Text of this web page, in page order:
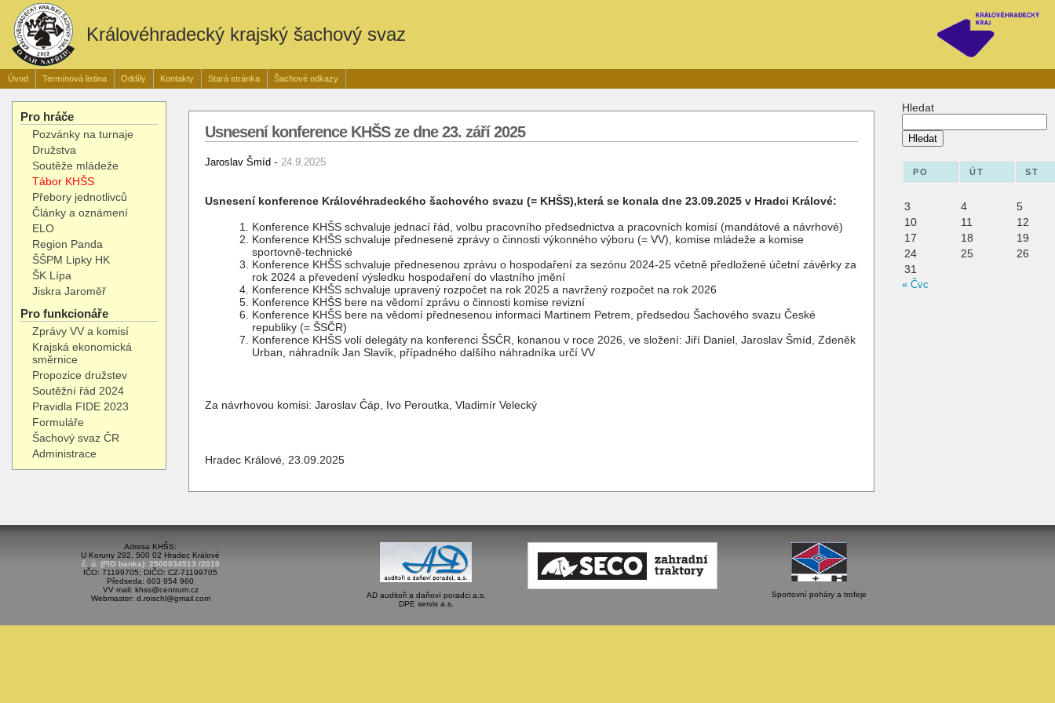
Královéhradecký krajský šachový svaz
Úvod Termínová listina Oddíly Kontakty Stará stránka Šachové odkazy
Pro hráče
Pozvánky na turnaje
Družstva
Soutěže mládeže
Tábor KHŠS
Přebory jednotlivců
Články a oznámení
ELO
Region Panda
ŠŠPM Lipky HK
ŠK Lípa
Jiskra Jaroměř
Pro funkcionáře
Zprávy VV a komisí
Krajská ekonomická
směrnice
Propozice družstev
Soutěžní řád 2024
Pravidla FIDE 2023
Formuláře
Šachový svaz ČR
Administrace
Hledat
Hledat
PO ÚT ST
3 4
5
10
11
12
17
18
19
24
25
26
31
« Čvc
Usnesení konference KHŠS ze dne 23. září 2025
Jaroslav Šmíd - 24.9.2025
Usnesení konference Královéhradeckého šachového svazu (= KHŠS),která se konala dne 23.09.2025 v Hradci Králové:
Konference KHŠS schvaluje jednací řád, volbu pracovního předsednictva a pracovních komisí (mandátové a návrhové)
Konference KHŠS schvaluje přednesené zprávy o činnosti výkonného výboru (= VV), komise mládeže a komise
sportovně-technické
Konference KHŠS schvaluje přednesenou zprávu o hospodaření za sezónu 2024-25 včetně předložené účetní závěrky za
rok 2024 a převedení výsledku hospodaření do vlastního jmění
Konference KHŠS schvaluje upravený rozpočet na rok 2025 a navržený rozpočet na rok 2026
Konference KHŠS bere na vědomí zprávu o činnosti komise revizní
Konference KHŠS bere na vědomí přednesenou informaci Martinem Petrem, předsedou Šachového svazu České
republiky (= ŠSČR)
Konference KHŠS volí delegáty na konferenci ŠSČR, konanou v roce 2026, ve složení: Jiří Daniel, Jaroslav Šmíd, Zdeněk
Urban, náhradník Jan Slavík, případného dalšího náhradníka určí VV
Za návrhovou komisi: Jaroslav Čáp, Ivo Peroutka, Vladimír Velecký
Hradec Králové, 23.09.2025
Adresa KHŠS:
U Koruny 292, 500 02 Hradec Králové
č. ú. (FIO banka): 2500034513 /2010
IČO: 71199705; DIČO: CZ-71199705
Předseda: 603 954 960
VV mail: khss@centrum.cz
Webmaster: d.roischl@gmail.com
AD auditoři a daňoví poradci a.s.
DPE servis a.s.
Sportovní poháry a trofeje